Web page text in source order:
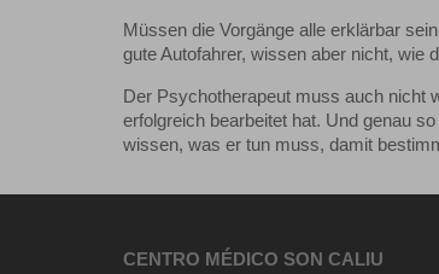
Müssen die Vorgänge alle erklärbar
gute Autofahrer, wissen aber nicht, wie
Der Psychotherapeut muss auch nicht
erfolgreich bearbeitet hat. Und genau
wissen, was er tun muss, damit
CENTRO MÉDICO SON CALIU